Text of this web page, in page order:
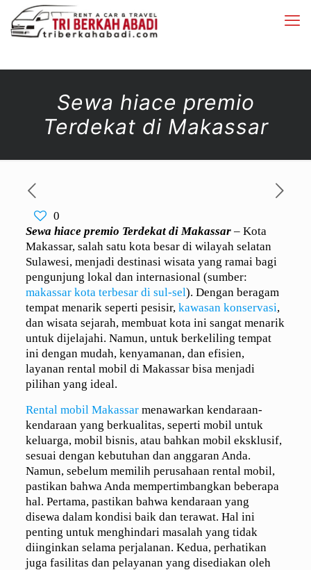
Sewa hiace premio
Terdekat di Makassar
0
Sewa hiace premio Terdekat di Makassar– Kota
Makassar, salah satu kota besar di wilayah selatan
Sulawesi, menjadi destinasi wisata yang ramai bagi
pengunjung lokal dan internasional (sumber:
makassar kota terbesar di sul-sel). Dengan beragam
tempat menarik seperti pesisir, kawasan konservasi,
dan wisata sejarah, membuat kota ini sangat menarik
untuk dijelajahi. Namun, untuk berkeliling tempat
ini dengan mudah, kenyamanan, dan efisien,
layanan rental mobil di Makassar bisa menjadi
pilihan yang ideal.
Rental mobil Makassarmenawarkan kendaraan-
kendaraan yang berkualitas, seperti mobil untuk
keluarga, mobil bisnis, atau bahkan mobil eksklusif,
sesuai dengan kebutuhan dan anggaran Anda.
Namun, sebelum memilih perusahaan rental mobil,
pastikan bahwa Anda mempertimbangkan beberapa
hal. Pertama, pastikan bahwa kendaraan yang
disewa dalam kondisi baik dan terawat. Hal ini
penting untuk menghindari masalah yang tidak
diinginkan selama perjalanan. Kedua, perhatikan
juga fasilitas dan pelayanan yang disediakan oleh